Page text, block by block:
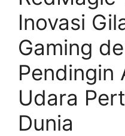
Inovasi
Gaming
Pendingin
Udara
Dunia